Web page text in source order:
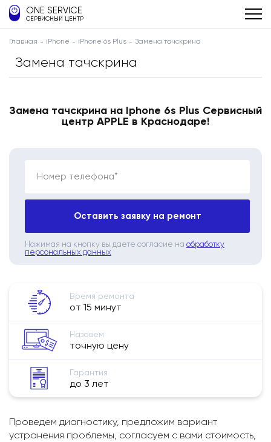
ONE SERVICE
СЕРВИСНЫЙ ЦЕНТР
Главная iPhone iPhone 6s Plus Замена тачскрина
Замена тачскрина
Замена тачскрина на Iphone 6s Plus Сервисный
центр APPLE в Краснодаре!
Номер телефона*
Оставить заявку на ремонт
Нажимая на кнопку вы даете согласие на обработку
персональных данных
Время ремонта
от 15 минут
Назовем
точную цену
Гарантия
до 3 лет
Проведем диагностику, предложим вариант
устранения проблемы, согласуем с вами стоимость,